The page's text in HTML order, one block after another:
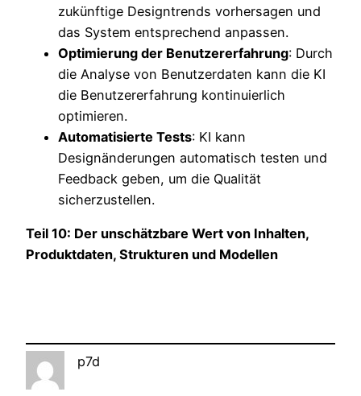
zukünftige Designtrends vorhersagen und
das System entsprechend anpassen.
Optimierung der Benutzererfahrung: Durch
die Analyse von Benutzerdaten kann die KI
die Benutzererfahrung kontinuierlich
optimieren.
Automatisierte Tests: KI kann
Designänderungen automatisch testen und
Feedback geben, um die Qualität
sicherzustellen.
Teil 10: Der unschätzbare Wert von Inhalten,
Produktdaten, Strukturen und Modellen
p7d